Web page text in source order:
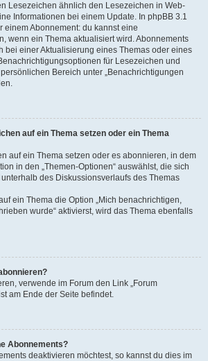
Lesezeichen ähnlich den Lesezeichen in Web-
Informationen bei einem Update. In phpBB 3.1
einem Abonnement: du kannst eine
wenn ein Thema aktualisiert wird. Abonnements
bei einer Aktualisierung eines Themas oder eines
für Lesezeichen und
Bereich unter „Benachrichtigungen
auf ein Thema setzen oder ein Thema
auf ein Thema setzen oder es abonnieren, in dem
in den „Themen-Optionen“ auswählst, die sich
des Diskussionsverlaufs des Themas
ein Thema die Option „Mich benachrichtigen,
wurde“ aktivierst, wird das Thema ebenfalls
verwende im Forum den Link „Forum
am Ende der Seite befindet.
Abonnements?
deaktivieren möchtest, so kannst du dies im